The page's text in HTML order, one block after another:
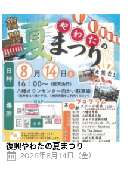
復興やわたの夏まつり
2026年8月14日（金）